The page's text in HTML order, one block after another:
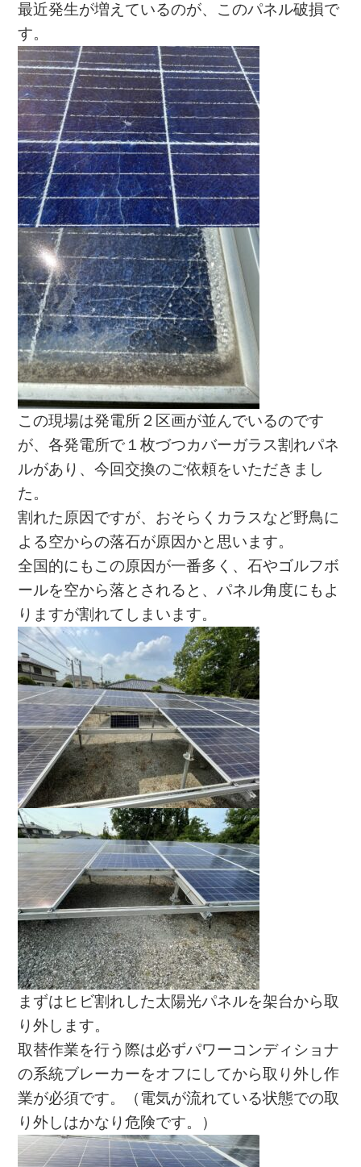
最近発生が増えているのが、このパネル破損で
す。
この現場は発電所２区画が並んでいるのです
が、各発電所で１枚づつカバーガラス割れパネ
ルがあり、今回交換のご依頼をいただきまし
た。
割れた原因ですが、おそらくカラスなど野鳥に
よる空からの落石が原因かと思います。
全国的にもこの原因が一番多く、石やゴルフボ
ールを空から落とされると、パネル角度にもよ
りますが割れてしまいます。
まずはヒビ割れした太陽光パネルを架台から取
り外します。
取替作業を行う際は必ずパワーコンディショナ
の系統ブレーカーをオフにしてから取り外し作
業が必須です。（電気が流れている状態での取
り外しはかなり危険です。）